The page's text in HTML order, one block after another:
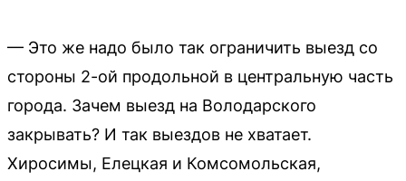
— Это же надо было так ограничить выезд со
стороны 2-ой продольной в центральную часть
города. Зачем выезд на Володарского
закрывать? И так выездов не хватает.
Хиросимы, Елецкая и Комсомольская,